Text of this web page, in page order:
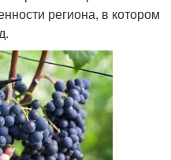
региона, в котором